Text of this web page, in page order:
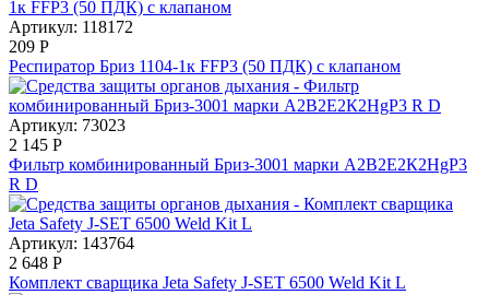
Артикул: 118172
209 Р
Респиратор Бриз 1104-1к FFP3 (50 ПДК) с клапаном
Артикул: 73023
2 145 Р
Фильтр комбинированный Бриз-3001 марки А2В2Е2К2HgР3
R D
Артикул: 143764
2 648 Р
Комплект сварщика Jeta Safety J-SET 6500 Weld Kit L